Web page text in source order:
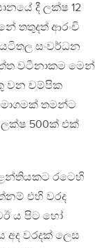
දී ලක්ෂ 12
තතුදත් ආරංචි
යටිතල සංවර්ධන
වටිනාකම මෙන්
වන චම්පික
තමන්ට
ලක්ෂ 500ක් එක්
රටෙහි
එහි වරද
ය පිට හෝ
වරදක් ලෙස